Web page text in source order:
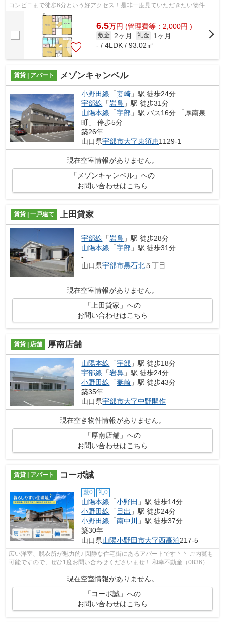
コンビニまで徒歩6分という好アクセス！是非一度見ていただきたい物件で
6.5万円 (管理費等：2,000円 )
敷金 2ヶ月 礼金
1ヶ月
- / 4LDK / 93.02㎡
賃貸 | アパート メゾンキャンベル
小野田線 「妻崎 」駅 徒歩24分
宇部線 「岩鼻 」駅 徒歩31分
山陽本線 「宇部 」駅 バス16分 「厚南泉
町」 停歩5分
築26年
山口県宇部市大字東須恵1129-1
現在空室情報がありません。
「メゾンキャンベル」への
お問い合わせはこちら
賃貸 | 一戸建て 上田貸家
宇部線 「岩鼻 」駅 徒歩28分
山陽本線 「宇部 」駅 徒歩31分
-
山口県宇部市黒石北５丁目
現在空室情報がありません。
「上田貸家」への
お問い合わせはこちら
賃貸 | 店舗 厚南店舗
山陽本線 「宇部 」駅 徒歩18分
宇部線 「岩鼻 」駅 徒歩24分
小野田線 「妻崎 」駅 徒歩43分
築35年
山口県宇部市大字中野開作
現在空き物件情報がありません。
「厚南店舗」への
お問い合わせはこちら
賃貸 | アパート コーポ誠
敷0 礼0
山陽本線 「小野田 」駅 徒歩14分
小野田線 「 目出 」駅 徒歩24分
小野田線 「南中川
」駅 徒歩37分
築30年
山口県山陽小野田市大字西高泊217-5
広い洋室、脱衣所が魅力的♪ 閑静な住宅街にあるアパートです＾＾ ご内覧も
可能ですので、ぜひ1度お問い合わせくださいませ！ 和幸不動産（0836）
22-6336
現在空室情報がありません。
「コーポ誠」への
お問い合わせはこちら